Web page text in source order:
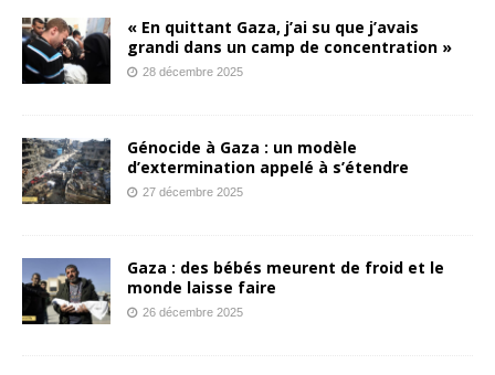
« En quittant Gaza, j’ai su que j’avais
grandi dans un camp de concentration »
28 décembre 2025
Génocide à Gaza : un modèle
d’extermination appelé à s’étendre
27 décembre 2025
Gaza : des bébés meurent de froid et le
monde laisse faire
26 décembre 2025